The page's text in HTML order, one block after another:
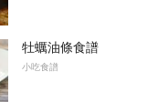
牡蠣油條食譜
小吃食譜